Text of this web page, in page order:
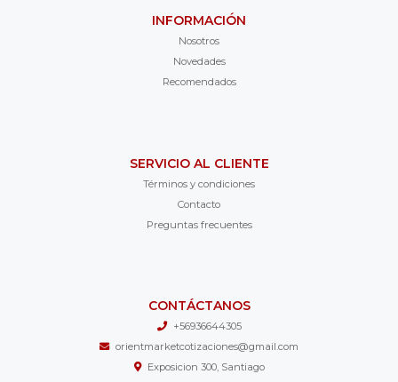
INFORMACIÓN
Nosotros
Novedades
Recomendados
SERVICIO AL CLIENTE
Términos y condiciones
Contacto
Preguntas frecuentes
CONTÁCTANOS
+56936644305
orientmarketcotizaciones@gmail.com
Exposicion 300, Santiago